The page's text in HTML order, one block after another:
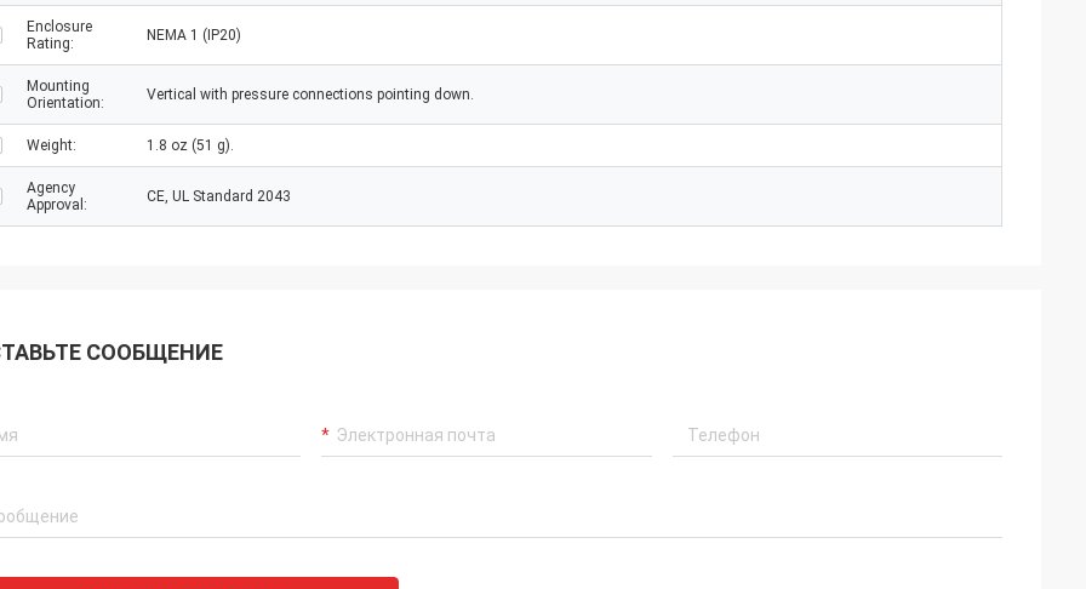
Enclosure
Rating:
NEMA 1 (IP20)
Mounting
Orientation:
Vertical with pressure connections pointing down.
Weight: 1.8 oz (51 g).
Agency
Approval:
CE, UL Standard 2043
СООБЩЕНИЕ